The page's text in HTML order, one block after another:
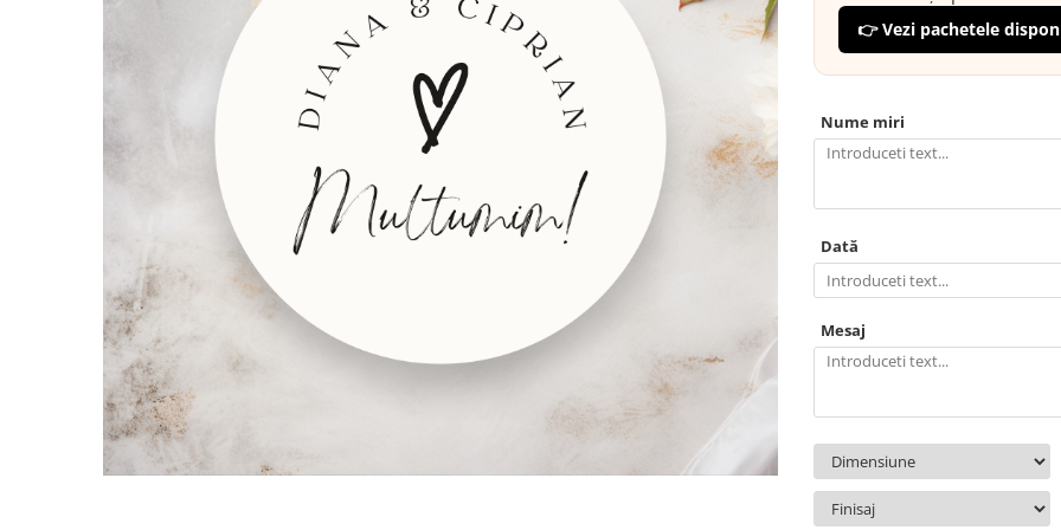
👉 Vezi pachetele
Nume miri
Dată
Mesaj